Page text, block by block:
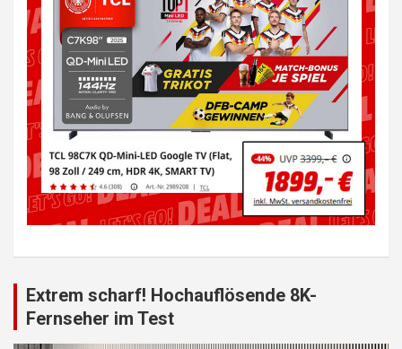
Extrem scharf! Hochauflösende 8K-
Fernseher im Test